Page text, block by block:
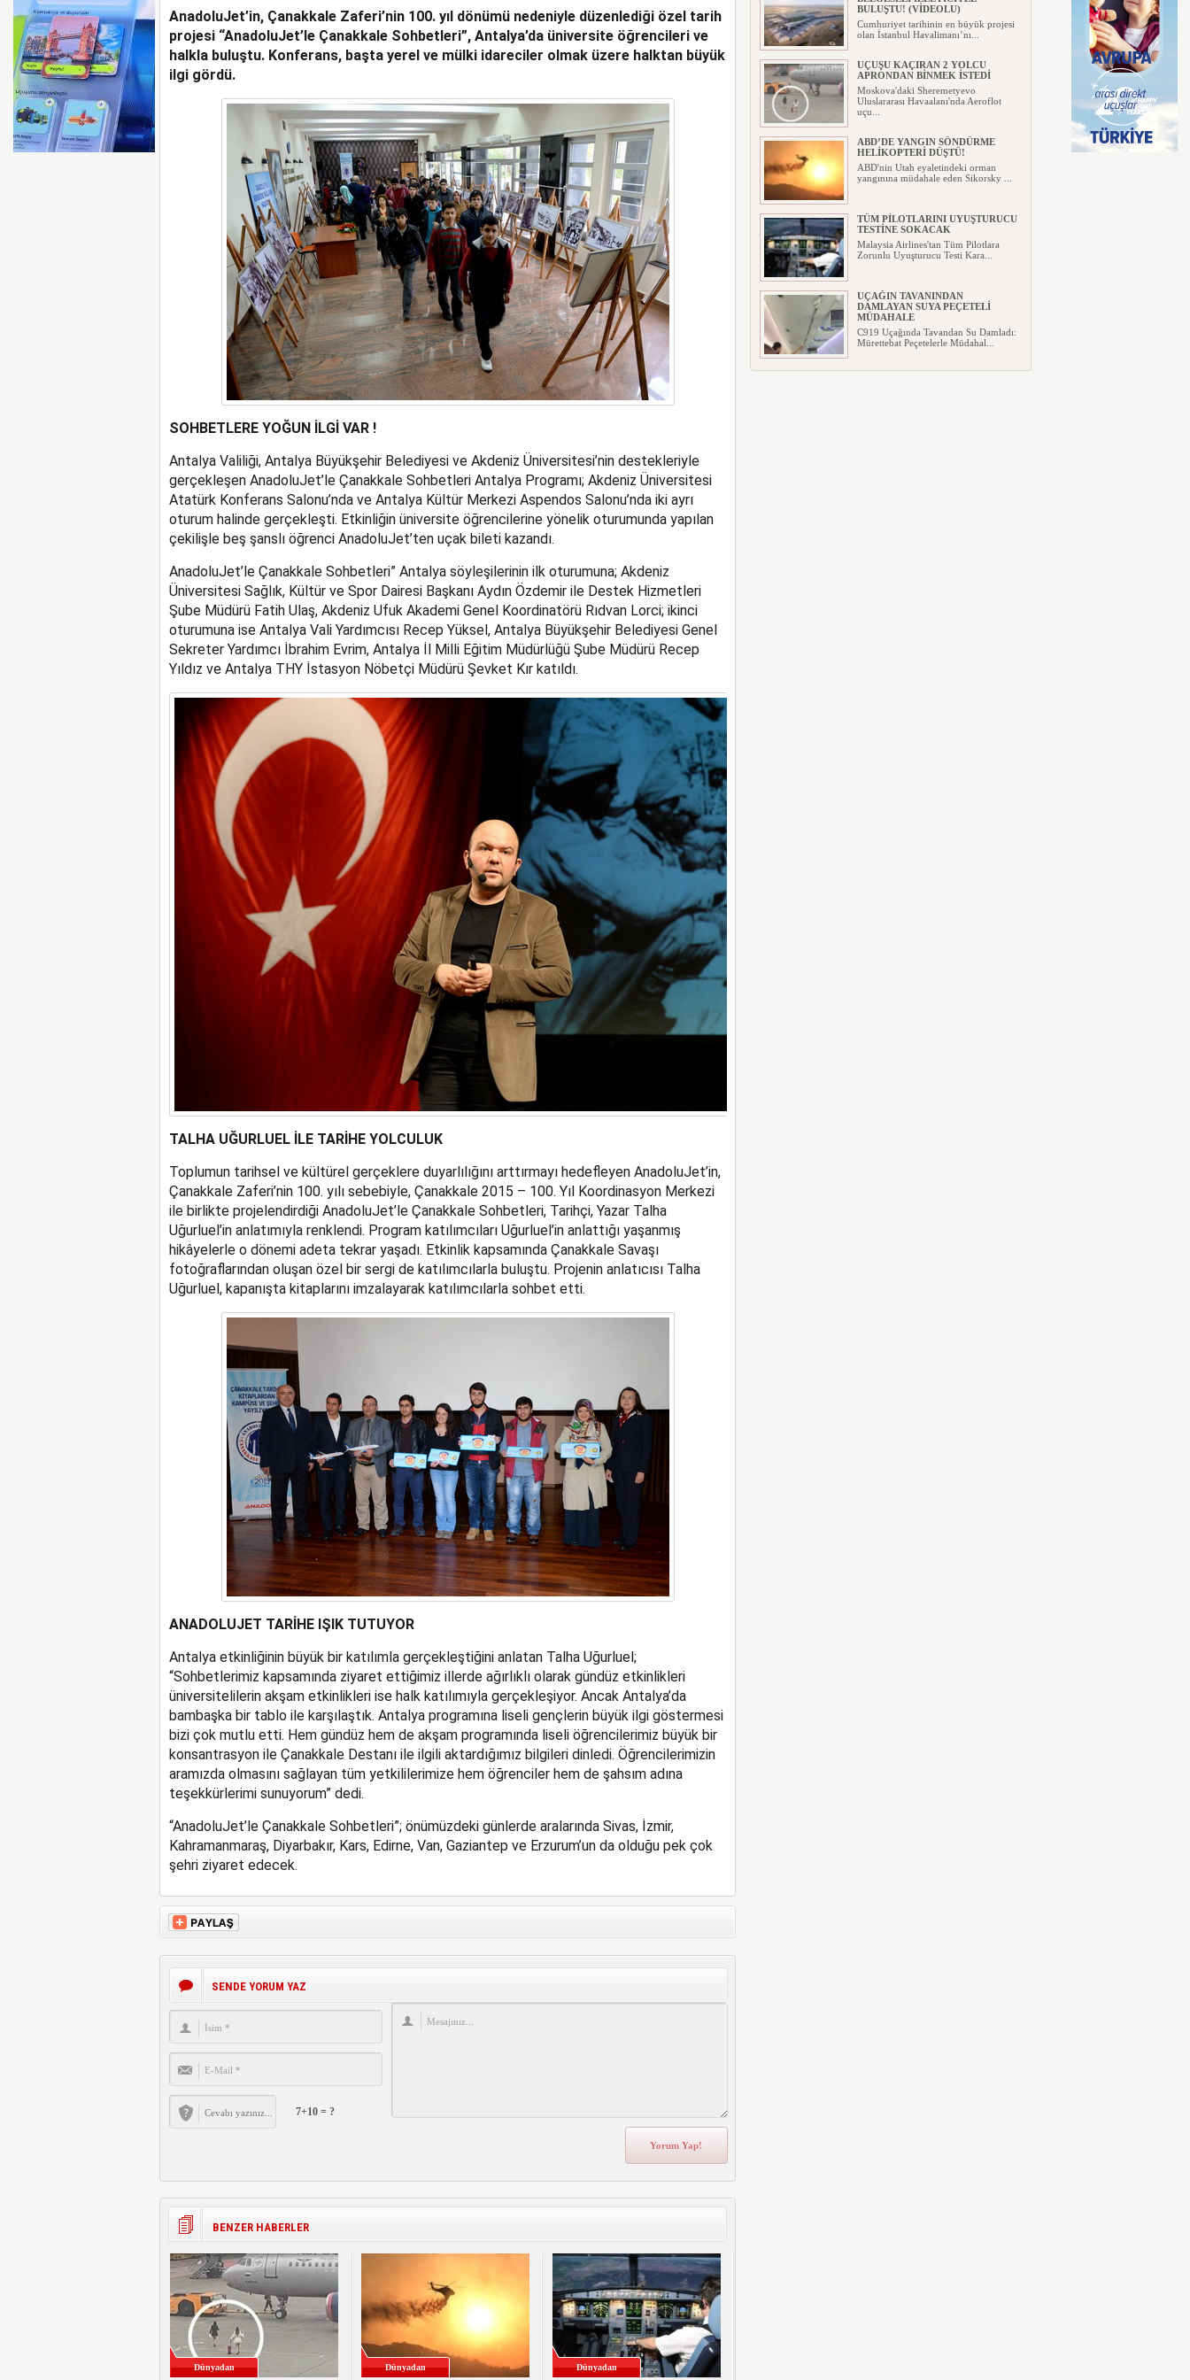
EMIRATES VE ARSENAL ORTAKLIĞINI 2033’E
KADAR UZATTI
AnadoluJet’in, Çanakkale Zaferi’nin 100. yıl dönümü nedeniyle düzenlediği özel tarih
projesi “AnadoluJet’le Çanakkale Sohbetleri”, Antalya’da üniversite öğrencileri ve
halkla buluştu. Konferans, başta yerel ve mülki idareciler olmak üzere halktan büyük
ilgi gördü.
SOHBETLERE YOĞUN İLGİ VAR !
Antalya Valiliği, Antalya Büyükşehir Belediyesi ve Akdeniz Üniversitesi’nin destekleriyle
gerçekleşen AnadoluJet’le Çanakkale Sohbetleri Antalya Programı; Akdeniz Üniversitesi
Atatürk Konferans Salonu’nda ve Antalya Kültür Merkezi Aspendos Salonu’nda iki ayrı
oturum halinde gerçekleşti. Etkinliğin üniversite öğrencilerine yönelik oturumunda yapılan
çekilişle beş şanslı öğrenci AnadoluJet’ten uçak bileti kazandı.
AnadoluJet’le Çanakkale Sohbetleri” Antalya söyleşilerinin ilk oturumuna; Akdeniz
Üniversitesi Sağlık, Kültür ve Spor Dairesi Başkanı Aydın Özdemir ile Destek Hizmetleri
Şube Müdürü Fatih Ulaş, Akdeniz Ufuk Akademi Genel Koordinatörü Rıdvan Lorci; ikinci
oturumuna ise Antalya Vali Yardımcısı Recep Yüksel, Antalya Büyükşehir Belediyesi Genel
Sekreter Yardımcı İbrahim Evrim, Antalya İl Milli Eğitim Müdürlüğü Şube Müdürü Recep
Yıldız ve Antalya THY İstasyon Nöbetçi Müdürü Şevket Kır katıldı.
TALHA UĞURLUEL İLE TARİHE YOLCULUK
Toplumun tarihsel ve kültürel gerçeklere duyarlılığını arttırmayı hedefleyen AnadoluJet’in,
Çanakkale Zaferi’nin 100. yılı sebebiyle, Çanakkale 2015 – 100. Yıl Koordinasyon Merkezi
ile birlikte projelendirdiği AnadoluJet’le Çanakkale Sohbetleri, Tarihçi, Yazar Talha
Uğurluel’in anlatımıyla renklendi. Program katılımcıları Uğurluel’in anlattığı yaşanmış
hikâyelerle o dönemi adeta tekrar yaşadı. Etkinlik kapsamında Çanakkale Savaşı
fotoğraflarından oluşan özel bir sergi de katılımcılarla buluştu. Projenin anlatıcısı Talha
Uğurluel, kapanışta kitaplarını imzalayarak katılımcılarla sohbet etti.
ANADOLUJET TARİHE IŞIK TUTUYOR
Antalya etkinliğinin büyük bir katılımla gerçekleştiğini anlatan Talha Uğurluel;
“Sohbetlerimiz kapsamında ziyaret ettiğimiz illerde ağırlıklı olarak gündüz etkinlikleri
üniversitelilerin akşam etkinlikleri ise halk katılımıyla gerçekleşiyor. Ancak Antalya’da
bambaşka bir tablo ile karşılaştık. Antalya programına liseli gençlerin büyük ilgi göstermesi
bizi çok mutlu etti. Hem gündüz hem de akşam programında liseli öğrencilerimiz büyük bir
konsantrasyon ile Çanakkale Destanı ile ilgili aktardığımız bilgileri dinledi. Öğrencilerimizin
aramızda olmasını sağlayan tüm yetkililerimize hem öğrenciler hem de şahsım adına
teşekkürlerimi sunuyorum” dedi.
“AnadoluJet’le Çanakkale Sohbetleri”; önümüzdeki günlerde aralarında Sivas, İzmir,
Kahramanmaraş, Diyarbakır, Kars, Edirne, Van, Gaziantep ve Erzurum’un da olduğu pek çok
şehri ziyaret edecek.
SENDE YORUM YAZ
7+10 = ?
BENZER HABERLER
Dünyadan Dünyadan Dünyadan
BULUŞTU! (VİDEOLU)
Cumhuriyet tarihinin en büyük projesi
olan İstanbul Havalimanı’nı...
UÇUŞU KAÇIRAN 2 YOLCU
APRONDAN BİNMEK İSTEDİ
Moskova'daki Sheremetyevo
Uluslararası Havaalanı'nda Aeroflot
uçu...
ABD’DE YANGIN SÖNDÜRME
HELİKOPTERİ DÜŞTÜ!
ABD'nin Utah eyaletindeki orman
yangınına müdahale eden Sikorsky ...
TÜM PİLOTLARINI UYUŞTURUCU
TESTİNE SOKACAK
Malaysia Airlines'tan Tüm Pilotlara
Zorunlu Uyuşturucu Testi Kara...
UÇAĞIN TAVANINDAN
DAMLAYAN SUYA PEÇETELİ
MÜDAHALE
C919 Uçağında Tavandan Su Damladı:
Mürettebat Peçetelerle Müdahal...
MURAT ŞEKER, 6 AYLIK